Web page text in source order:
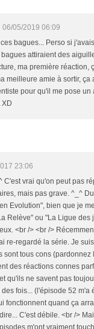
06/05/2019 06:09
bagues... Perso si
attiraient des
ma première réaction,
meilleure amie à sortir, ça
pour qu'il me pose
XD
23:06
C'est vrai qu'on peut pas
mais pas grave. ^_^
Evolution", bien que je
Relève" ou "La Ligue des
<br /> <br />
re-regardé la série. Je
sont tous cons (pardonnez
des réactions connes
qu'ils ne savent pas
fois... (l'épisode 52 m'a
fonctionnent quand ça
C'est débile. <br />
m'ont vraiment